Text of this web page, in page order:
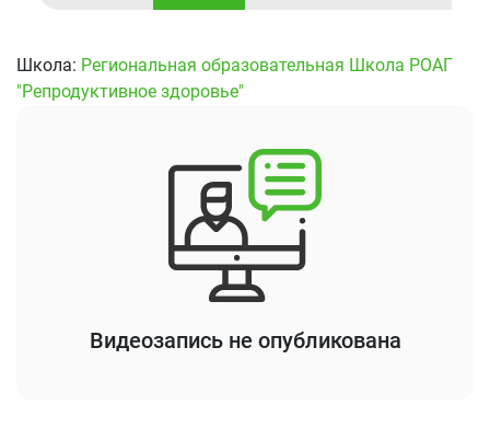
Школа: Региональная образовательная Школа РОАГ
"Репродуктивное здоровье"
Видеозапись не опубликована